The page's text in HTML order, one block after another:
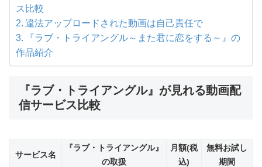
ス比較
違法アップロードされた動画は自己責任で
『ラブ・トライアングル～また君に恋をする～』の
作品紹介
『ラブ・トライアングル』が見れる動画配
信サービス比較
サービス名
『ラブ・トライアングル』
の取扱
月額(税
込)
無料お試し
期間